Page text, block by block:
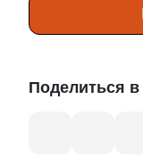
Поделиться в